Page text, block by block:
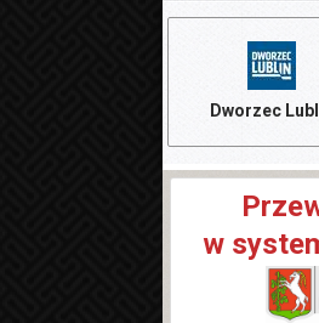
Dworzec
w